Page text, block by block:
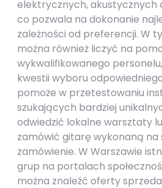
elektrycznych, akustycznych
co pozwala na dokonanie
zależności od preferencji. W
można również liczyć na
wykwalifikowanego
kwestii wyboru
pomoże w przetestowaniu
szukających bardziej
odwiedzić lokalne warsztaty
zamówić gitarę wykonaną na
zamówienie. W Warszawie
grup na portalach
można znaleźć oferty